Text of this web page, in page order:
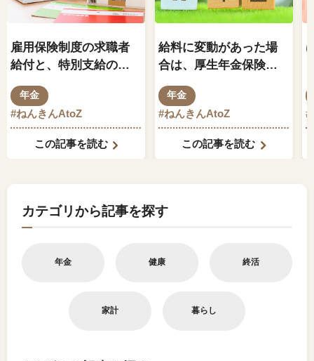
雇用保険制度の求職者
給付と、特別支給の老
のようになっているの
でしょうか？
年金
#ねんきんAtoZ
この記事を読む
給料に変動があった場
合は、厚生年金保険料
ますか？
年金
#ねんきんAtoZ
この記事を読む
#
カテゴリから記事を探す
年金 健康 終活
家計 暮らし